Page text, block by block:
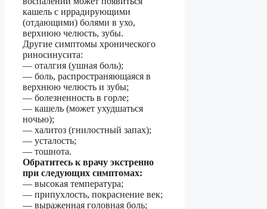
кашель с иррадирующими
(отдающими) болями в ухо,
верхнюю челюсть, зубы.
Другие симптомы хронического
риносинусита:
— оталгия (ушная боль);
— боль, распространяющаяся в
верхнюю челюсть и зубы;
— болезненность в горле;
— кашель (может ухудшаться
ночью);
— халитоз (гнилостный запах);
— усталость;
— тошнота.
Обратитесь к врачу экстренно
при следующих симптомах:
— высокая температура;
— припухлость, покраснение век;
— выраженная головная боль;